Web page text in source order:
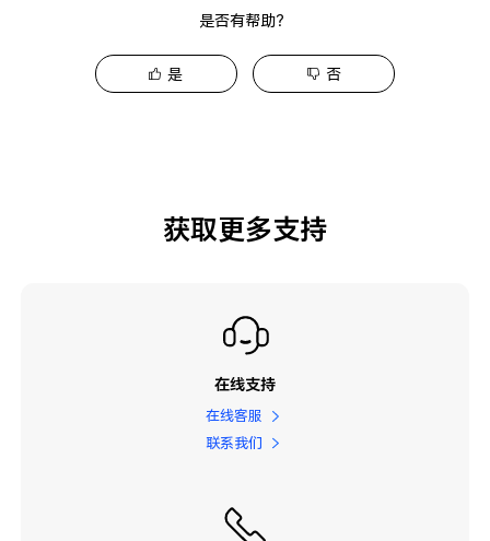
是否有帮助？
是 否
获取更多支持
在线支持
在线客服
联系我们